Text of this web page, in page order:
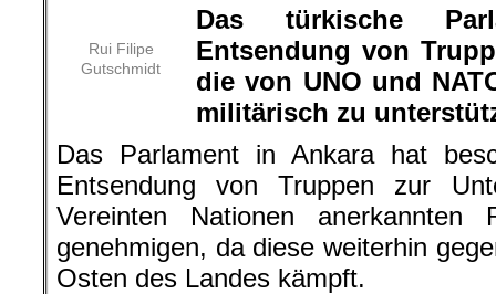
Rui Filipe
Gutschmidt
Das türkische
Entsendung von
die von UNO und
militärisch zu
Das Parlament in Ankara hat
Entsendung von Truppen zur
Vereinten Nationen
genehmigen, da diese weiterhin
Osten des Landes kämpft.